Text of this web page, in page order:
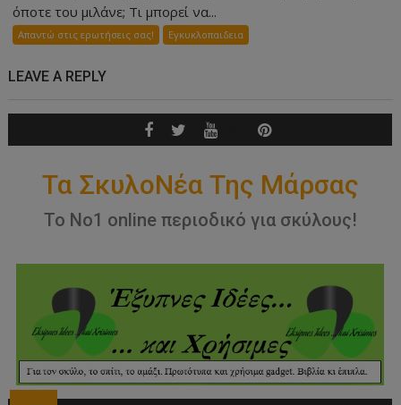
όποτε του μιλάνε; Τι μπορεί να...
Απαντώ στις ερωτήσεις σας! Εγκυκλοπαιδεια
LEAVE A REPLY